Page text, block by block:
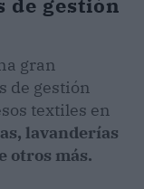
gran
de gestión
textiles en
lavanderías
otros más.